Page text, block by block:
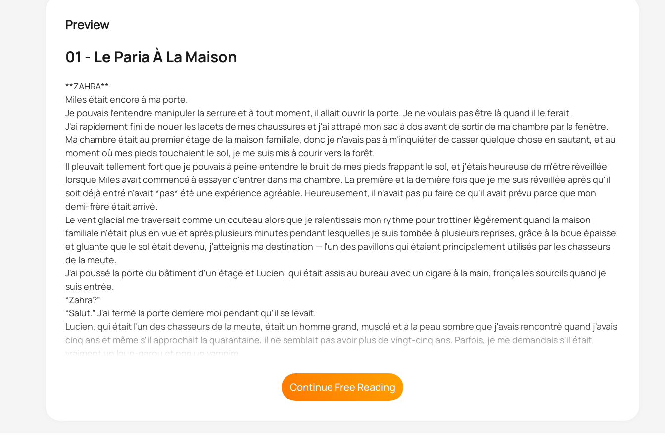
Preview
01 - Le Paria À La Maison
**ZAHRA**
Miles était encore à ma porte.
Je pouvais l'entendre manipuler la serrure et à tout moment, il allait ouvrir la porte. Je ne voulais pas être là quand il le ferait.
J'ai rapidement fini de nouer les lacets de mes chaussures et j'ai attrapé mon sac à dos avant de sortir de ma chambre par la fenêtre.
Ma chambre était au premier étage de la maison familiale, donc je n'avais pas à m'inquiéter de casser quelque chose en sautant, et au
moment où mes pieds touchaient le sol, je me suis mis à courir vers la forêt.
Il pleuvait tellement fort que je pouvais à peine entendre le bruit de mes pieds frappant le sol, et j'étais heureuse de m'être réveillée
lorsque Miles avait commencé à essayer d'entrer dans ma chambre. La première et la dernière fois que je me suis réveillée après qu'il
soit déjà entré n'avait *pas* été une expérience agréable. Heureusement, il n'avait pas pu faire ce qu'il avait prévu parce que mon
demi-frère était arrivé.
Le vent glacial me traversait comme un couteau alors que je ralentissais mon rythme pour trottiner légèrement quand la maison
familiale n'était plus en vue et après plusieurs minutes pendant lesquelles je suis tombée à plusieurs reprises, grâce à la boue épaisse
et gluante que le sol était devenu, j'atteignis ma destination — l'un des pavillons qui étaient principalement utilisés par les chasseurs
de la meute.
J'ai poussé la porte du bâtiment d'un étage et Lucien, qui était assis au bureau avec un cigare à la main, fronça les sourcils quand je
suis entrée.
“Zahra?”
“Salut.” J'ai fermé la porte derrière moi pendant qu'il se levait.
Lucien, qui était l'un des chasseurs de la meute, était un homme grand, musclé et à la peau sombre que j'avais rencontré quand j'avais
cinq ans et même s'il approchait la quarantaine, il ne semblait pas avoir plus de vingt-cinq ans. Parfois, je me demandais s'il était
vraiment un loup-garou et non un vampire.
Continue Free Reading